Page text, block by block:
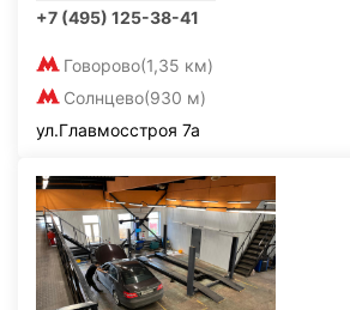
+7 (495) 125-38-41
Говорово(1,35 км)
Солнцево(930 м)
ул.Главмосстроя 7а